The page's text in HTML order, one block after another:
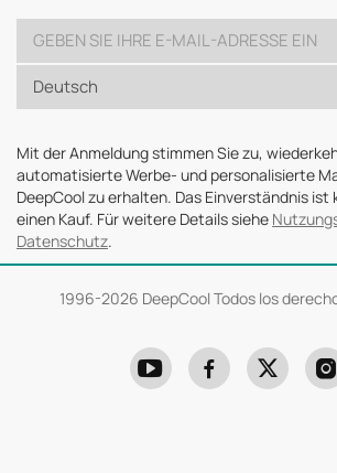
Deutsch
Mit der Anmeldung stimmen Sie zu,
automatisierte Werbe- und personalisierte
DeepCool zu erhalten. Das Einverständnis ist
einen Kauf. Für weitere Details siehe
Datenschutz.
1996-2026 DeepCool Todos los